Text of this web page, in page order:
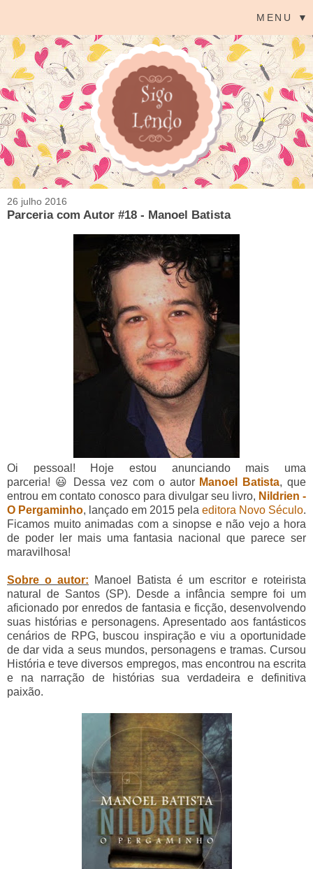
MENU ▼
26 julho 2016
Parceria com Autor #18 - Manoel Batista
Oi pessoal! Hoje estou anunciando mais uma
parceria! 😃 Dessa vez com o autor Manoel Batista, que
entrou em contato conosco para divulgar seu livro, Nildrien -
O Pergaminho, lançado em 2015 pela editora Novo Século.
Ficamos muito animadas com a sinopse e não vejo a hora
de poder ler mais uma fantasia nacional que parece ser
maravilhosa!
Sobre o autor:
Manoel Batista é um escritor e roteirista
natural de Santos (SP). Desde a infância sempre foi um
aficionado por enredos de fantasia e ficção, desenvolvendo
suas histórias e personagens. Apresentado aos fantásticos
cenários de RPG, buscou inspiração e viu a oportunidade
de dar vida a seus mundos, personagens e tramas. Cursou
História e teve diversos empregos, mas encontrou na escrita
e na narração de histórias sua verdadeira e definitiva
paixão.